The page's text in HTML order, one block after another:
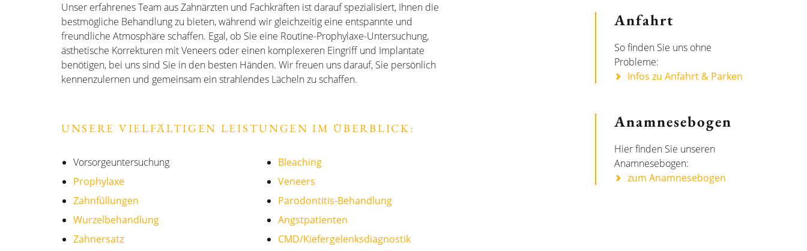
Unser erfahrenes Team aus Zahnärzten und Fachkräften ist darauf spezialisiert, Ihnen die
bestmögliche Behandlung zu bieten, während wir gleichzeitig eine entspannte und
freundliche Atmosphäre schaffen. Egal, ob Sie eine Routine-Prophylaxe-Untersuchung,
ästhetische Korrekturen mit Veneers oder einen komplexeren Eingriff und Implantate
benötigen, bei uns sind Sie in den besten Händen. Wir freuen uns darauf, Sie persönlich
kennenzulernen und gemeinsam ein strahlendes Lächeln zu schaffen.
UNSERE VIELFÄLTIGEN LEISTUNGEN IM ÜBERBLICK:
Vorsorgeuntersuchung
Prophylaxe
Zahnfüllungen
Wurzelbehandlung
Zahnersatz
Bleaching
Veneers
Parodontitis-Behandlung
Angstpatienten
CMD/Kiefergelenksdiagnostik
Anfahrt
So finden Sie uns ohne
Probleme:
Infos zu Anfahrt & Parken
Anamnesebogen
Hier finden Sie unseren
Anamnesebogen:
zum Anamnesebogen